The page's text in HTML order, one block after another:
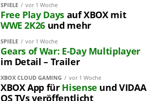
SPIELE vor 1 Woche
Free Play Daysauf XBOX mit
WWE 2K26 und mehr
SPIELE vor 1 Woche
Gears of War: E-Day Multiplayer
im Detail – Trailer
XBOX CLOUD GAMING vor 1 Woche
XBOX App für Hisense und VIDAA
OS TVs veröffentlicht